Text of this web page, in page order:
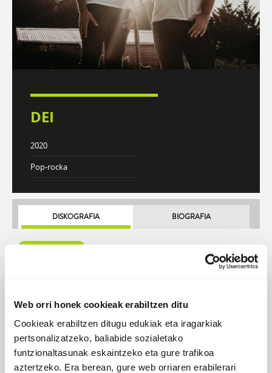
Web orri honek cookieak erabiltzen ditu
Cookieak erabiltzen ditugu edukiak eta iragarkiak
pertsonalizatzeko, baliabide sozialetako
funtzionaltasunak eskaintzeko eta gure trafikoa
aztertzeko. Era berean, gure web orriaren erabilerari
DEI
2020
Pop-rocka
DISKOGRAFIA BIOGRAFIA